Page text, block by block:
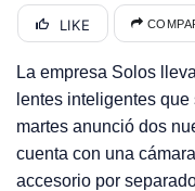
LIKE
La empresa Solos
lentes inteligentes
martes anunció dos
cuenta con una
accesorio por